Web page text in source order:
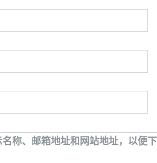
称、邮箱地址和网站地址，以便下